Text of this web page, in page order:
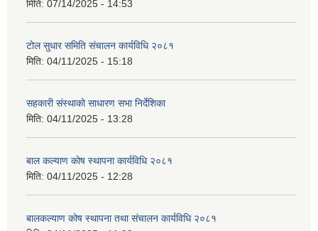
मिति: 07/14/2025 - 14:53
टोल सुधार समिति संचालन कार्यविधि २०८१
मिति: 04/11/2025 - 15:18
सहकारी संस्थाको साधारण सभा निर्देशिका
मिति: 04/11/2025 - 13:28
बाल कल्याण कोष स्थापना कार्यविधि २०८१
मिति: 04/11/2025 - 12:28
बालकल्याण कोष स्थापना तथा संचालन कार्यविधि २०८१